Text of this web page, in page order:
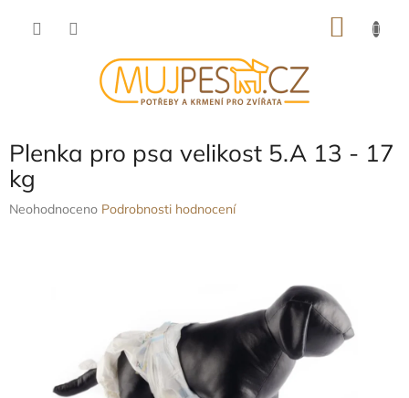
Plenka pro psa velikost 5.A 13 - 17
kg
Průměrné
Neohodnoceno Podrobnosti hodnocení